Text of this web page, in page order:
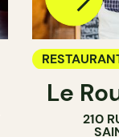
CAFÉ
BAR À VIN
Le
210